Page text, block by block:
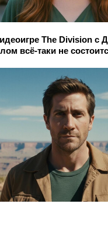
The Division с
всё-таки не